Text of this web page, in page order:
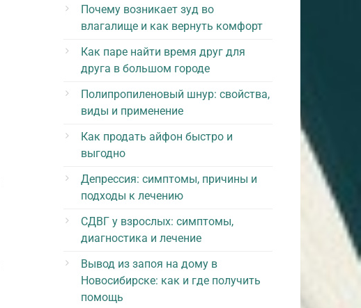
Почему возникает зуд во
влагалище и как вернуть комфорт
Как паре найти время друг для
друга в большом городе
Полипропиленовый шнур: свойства,
виды и применение
Как продать айфон быстро и
выгодно
Депрессия: симптомы, причины и
подходы к лечению
СДВГ у взрослых: симптомы,
диагностика и лечение
Вывод из запоя на дому в
Новосибирске: как и где получить
помощь